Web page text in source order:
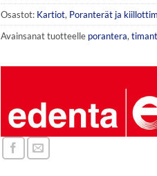
Osastot: Kartiot, Poranterät ja
Avainsanat tuotteelle porantera,